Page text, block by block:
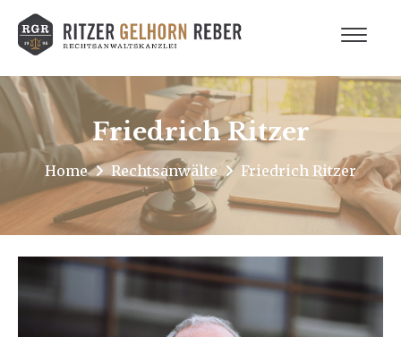
Friedrich Ritzer
Home Rechtsanwälte Friedrich Ritzer